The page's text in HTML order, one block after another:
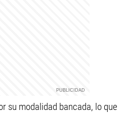
su modalidad bancada, lo que